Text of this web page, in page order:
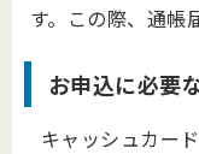
す。この際、通帳
お申込に必要
キャッシュカード